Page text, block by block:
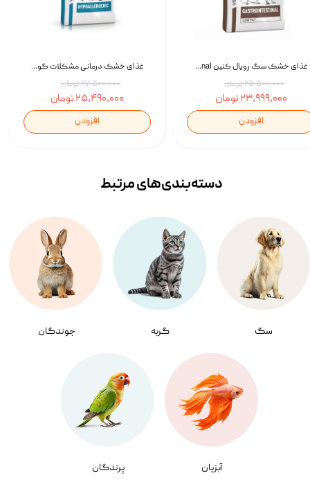
غذای خشک درمانی مشکلات گوارشی سگ رویال کنین Royal Canin Hypoallergenic وزن 7 کیلوگرم | پت استوک
۲۷,۵۰۰,۰۰۰ تومان
۲۵,۴۹۰,۰۰۰ تومان
افزودن
غذای خشک سگ رویال کنین Royal Canin Gastrointestinal وزن 7.5 کیلوگرم | پت استوک
۲۵,۵۰۰,۰۰۰ تومان
۲۳,۹۹۹,۰۰۰ تومان
افزودن
سگ گربه جوندگان
آبزیان پرندگان
دسته‌بندی‌‌های مرتبط